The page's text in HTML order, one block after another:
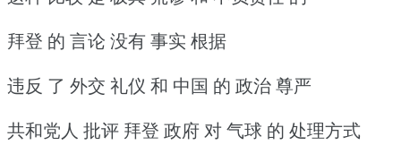
拜登 的 言论 没有 事实 根据
违反 了 外交 礼仪 和 中国 的 政治 尊严
共和党人 批评 拜登 政府 对 气球 的 处理方式